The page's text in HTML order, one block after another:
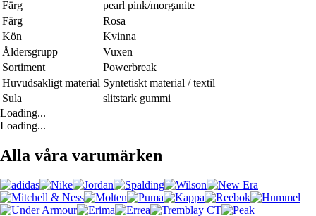
Färg
pearl pink/morganite
Färg
Rosa
Kön
Kvinna
Åldersgrupp
Vuxen
Sortiment
Powerbreak
Huvudsakligt material Syntetiskt material / textil
Sula
slitstark gummi
Loading...
Loading...
Alla våra varumärken